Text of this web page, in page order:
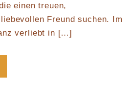
einen treuen,
Freund suchen. Im
verliebt in […]